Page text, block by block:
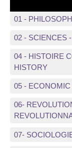
01 -
02 - SCIENCES
04 - HISTOIRE
HISTORY
05 -
06-
07-